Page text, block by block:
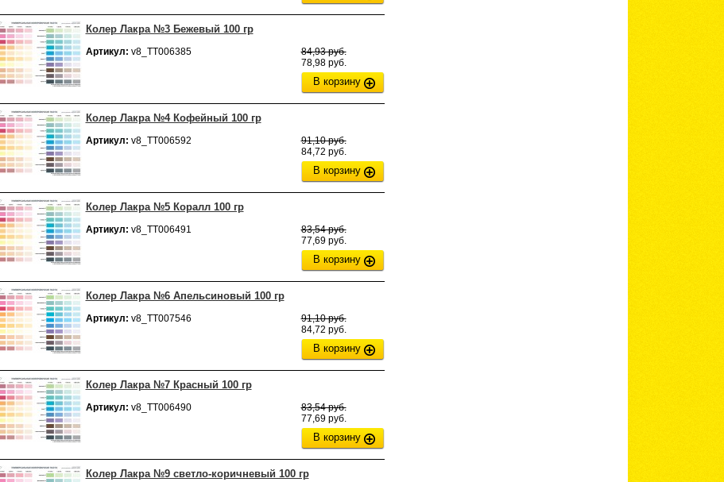
Колер Лакра №3 Бежевый 100 гр
Артикул: v8_ТТ006385
84,93 руб.
78,98 руб.
В корзину
Колер Лакра №4 Кофейный 100 гр
Артикул: v8_ТТ006592
91,10 руб.
84,72 руб.
В корзину
Колер Лакра №5 Коралл 100 гр
Артикул: v8_ТТ006491
83,54 руб.
77,69 руб.
В корзину
Колер Лакра №6 Апельсиновый 100 гр
Артикул: v8_ТТ007546
91,10 руб.
84,72 руб.
В корзину
Колер Лакра №7 Красный 100 гр
Артикул: v8_ТТ006490
83,54 руб.
77,69 руб.
В корзину
Колер Лакра №9 светло-коричневый 100 гр